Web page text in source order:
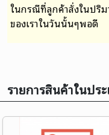
ในกรณีที่ลูกค้าสั่งในปริ
ของเราในวันนั้นๆพอดี
รายการสินค้าในปร